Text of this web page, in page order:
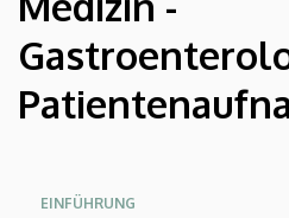
Oldalmenü
Oldalmenü
Oldalmenü
EINFÜHRUNG